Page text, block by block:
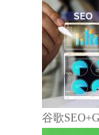
谷歌